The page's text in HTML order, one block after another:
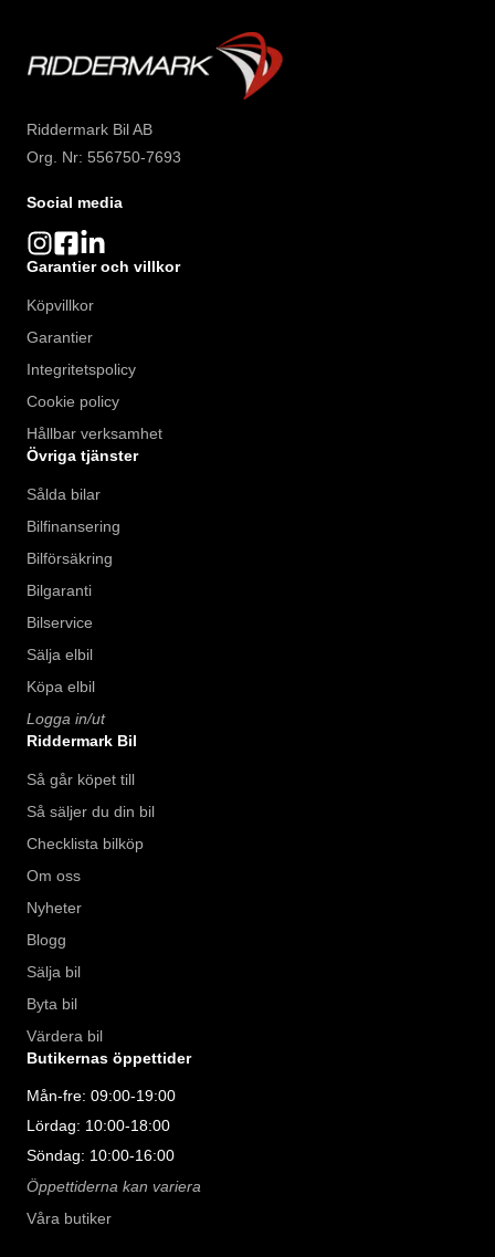
Riddermark Bil AB
Org. Nr: 556750-7693
Social media
Garantier och villkor
Köpvillkor
Garantier
Integritetspolicy
Cookie policy
Hållbar verksamhet
Övriga tjänster
Sålda bilar
Bilfinansering
Bilförsäkring
Bilgaranti
Bilservice
Sälja elbil
Köpa elbil
Logga in/ut
Riddermark Bil
Så går köpet till
Så säljer du din bil
Checklista bilköp
Om oss
Nyheter
Blogg
Sälja bil
Byta bil
Värdera bil
Butikernas öppettider
Mån-fre: 09:00-19:00
Lördag: 10:00-18:00
Söndag: 10:00-16:00
Öppettiderna kan variera
Våra butiker